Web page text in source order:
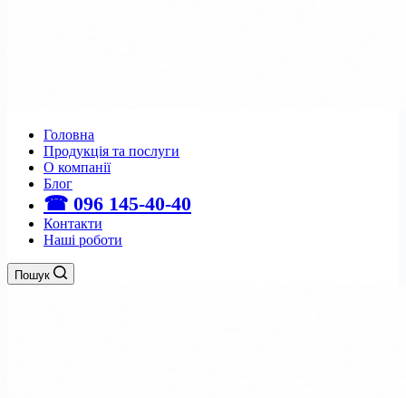
Головна
Продукція та послуги
О компанії
Блог
☎ 096 145-40-40
Контакти
Наші роботи
Пошук